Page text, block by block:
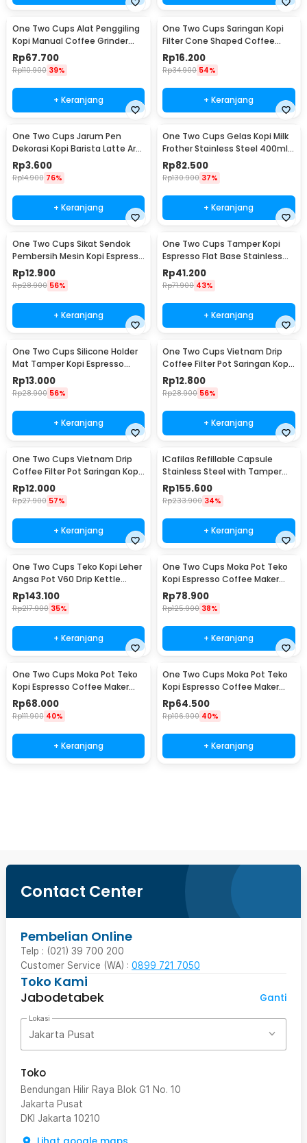
One Two Cups Alat Penggiling
Kopi Manual Coffee Grinder
Adjustable - CF4146
Rp67.700
Rp110.900 39%
+ Keranjang
One Two Cups Saringan Kopi
Filter Cone Shaped Coffee
Dripper 1 PCS - K741
Rp16.200
Rp34.900 54%
+ Keranjang
One Two Cups Jarum Pen
Dekorasi Kopi Barista Latte Art
Needle 13cm - F3F27
Rp3.600
Rp14.900 76%
+ Keranjang
One Two Cups Gelas Kopi Milk
Frother Stainless Steel 400ml -
WZ0011
Rp82.500
Rp130.900 37%
+ Keranjang
One Two Cups Sikat Sendok
Pembersih Mesin Kopi Espresso
2in1 - 8809
Rp12.900
Rp28.900 56%
+ Keranjang
One Two Cups Tamper Kopi
Espresso Flat Base Stainless
Steel 51mm - SS51
Rp41.200
Rp71.900 43%
+ Keranjang
One Two Cups Silicone Holder
Mat Tamper Kopi Espresso
Barista - 0310
Rp13.000
Rp28.900 56%
+ Keranjang
One Two Cups Vietnam Drip
Coffee Filter Pot Saringan Kopi
124ml 7Q - LC1
Rp12.800
Rp28.900 56%
+ Keranjang
One Two Cups Vietnam Drip
Coffee Filter Pot Saringan Kopi
114ml 6Q - LC1
Rp12.000
Rp27.900 57%
+ Keranjang
ICafilas Refillable Capsule
Stainless Steel with Tamper
for Nespresso - F456
Rp155.600
Rp233.900 34%
+ Keranjang
One Two Cups Teko Kopi Leher
Angsa Pot V60 Drip Kettle
960ml - RF-15
Rp143.100
Rp217.900 35%
+ Keranjang
One Two Cups Moka Pot Teko
Kopi Espresso Coffee Maker
Stovetop 6 Cup 300ml - Z21
Rp78.900
Rp125.900 38%
+ Keranjang
One Two Cups Moka Pot Teko
Kopi Espresso Coffee Maker
Stovetop 4 Cup 200ml - Z21
Rp68.000
Rp111.900 40%
+ Keranjang
One Two Cups Moka Pot Teko
Kopi Espresso Coffee Maker
Stovetop 2 Cup 100ml - Z21
Rp64.500
Rp106.900 40%
+ Keranjang
Contact Center
Pembelian Online
Telp : (021) 39 700 200
Customer Service (WA) : 0899 721 7050
Toko Kami
Jabodetabek
Ganti
Lokasi
Jakarta Pusat
Toko
Bendungan Hilir Raya Blok G1 No. 10
Jakarta Pusat
DKI Jakarta 10210